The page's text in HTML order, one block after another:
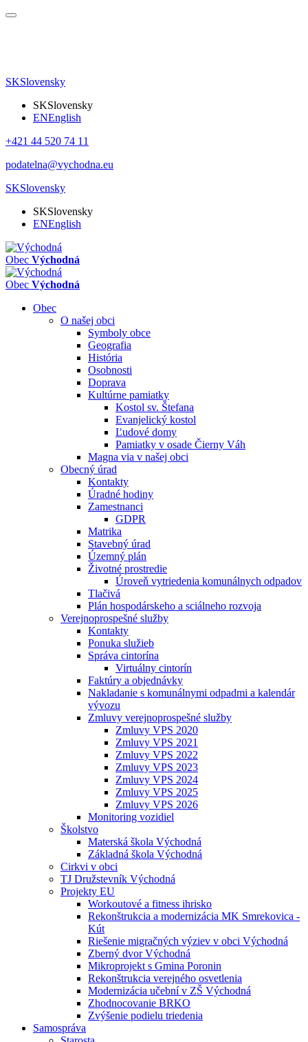
SKSlovensky
SKSlovensky
ENEnglish
+421 44 520 74 11
podatelna@vychodna.eu
SKSlovensky
SKSlovensky
ENEnglish
Obec Východná
Obec Východná
Obec
O našej obci
Symboly obce
Geografia
História
Osobnosti
Doprava
Kultúrne pamiatky
Kostol sv. Štefana
Evanjelický kostol
Ľudové domy
Pamiatky v osade Čierny Váh
Magna via v našej obci
Obecný úrad
Kontakty
Úradné hodiny
Zamestnanci
GDPR
Matrika
Stavebný úrad
Územný plán
Životné prostredie
Úroveň vytriedenia komunálnych odpadov
Tlačivá
Plán hospodárskeho a sciálneho rozvoja
Verejnoprospešné služby
Kontakty
Ponuka služieb
Správa cintorína
Virtuálny cintorín
Faktúry a objednávky
Nakladanie s komunálnymi odpadmi a kalendár
vývozu
Zmluvy verejnoprospešné služby
Zmluvy VPS 2020
Zmluvy VPS 2021
Zmluvy VPS 2022
Zmluvy VPS 2023
Zmluvy VPS 2024
Zmluvy VPS 2025
Zmluvy VPS 2026
Monitoring vozidiel
Školstvo
Materská škola Východná
Základná škola Východná
Cirkvi v obci
TJ Družstevník Východná
Projekty EU
Workoutové a fitness ihrisko
Rekonštrukcia a modernizácia MK Smrekovica -
Kút
Riešenie migračných výziev v obci Východná
Zberný dvor Východná
Mikroprojekt s Gmina Poronin
Rekonštrukcia verejného osvetlenia
Modernizácia učební v ZŠ Východná
Zhodnocovanie BRKO
Zvýšenie podielu triedenia
Samospráva